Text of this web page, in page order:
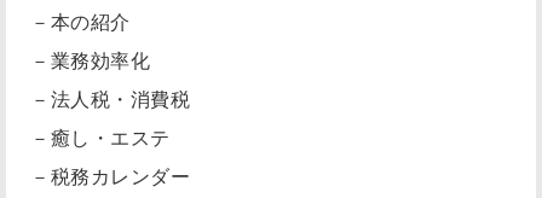
－本の紹介
－業務効率化
－法人税・消費税
－癒し・エステ
－税務カレンダー